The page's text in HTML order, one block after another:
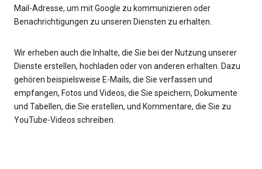
Mail-Adresse, um mit Google zu kommunizieren oder
Benachrichtigungen zu unseren Diensten zu erhalten.
Wir erheben auch die Inhalte, die Sie bei der Nutzung unserer
Dienste erstellen, hochladen oder von anderen erhalten. Dazu
gehören beispielsweise E-Mails, die Sie verfassen und
empfangen, Fotos und Videos, die Sie speichern, Dokumente
und Tabellen, die Sie erstellen, und Kommentare, die Sie zu
YouTube-Videos schreiben.